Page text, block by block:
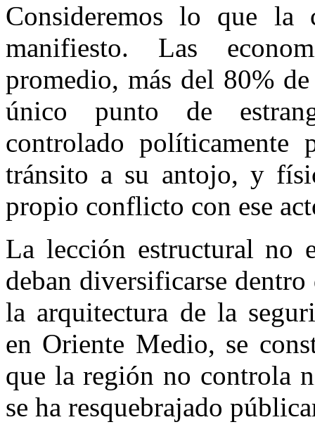
Consideremos lo que
manifiesto. Las
promedio, más del 80%
único punto de
controlado
tránsito a su antojo, y
propio conflicto con ese
La lección estructural no
deban diversificarse
la arquitectura de la
en Oriente Medio, se
que la región no controla
se ha resquebrajado